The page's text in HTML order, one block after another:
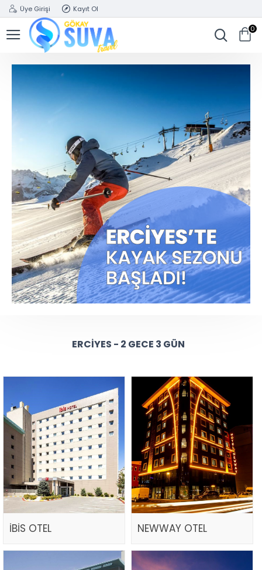
Üye Girişi Kayıt Ol
0
ERCIYES - 2 GECE 3 GÜN
İBİS OTEL NEWWAY OTEL